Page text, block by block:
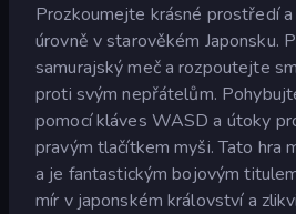
Prozkoumejte krásné prostředí
úrovně v starověkém Japonsku.
samurajský meč a rozpoutejte
proti svým nepřátelům.
pomocí kláves WASD a útoky
pravým tlačítkem myši. Tato hra
a je fantastickým bojovým
mír v japonském království a